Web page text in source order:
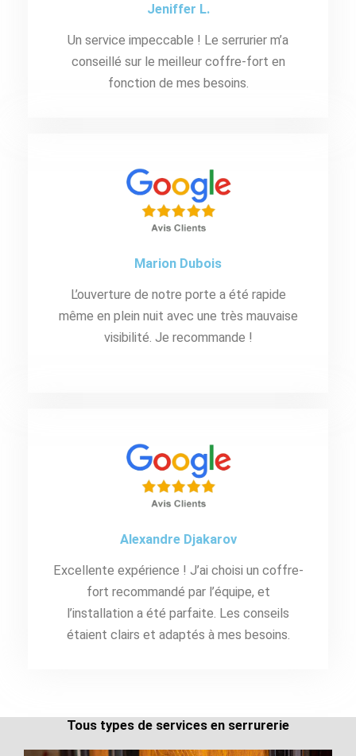
Jeniffer L.
Un service impeccable ! Le serrurier m’a
conseillé sur le meilleur coffre-fort en
fonction de mes besoins.
Marion Dubois
L’ouverture de notre porte a été rapide
même en plein nuit avec une très mauvaise
visibilité. Je recommande !
Alexandre Djakarov
Excellente expérience ! J’ai choisi un coffre-
fort recommandé par l’équipe, et
l’installation a été parfaite. Les conseils
étaient clairs et adaptés à mes besoins.
Tous types de services en serrurerie